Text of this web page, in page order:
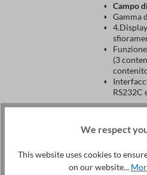
Campo
Gamma
(3
RS232C
Nel
We respect
This website uses cookies to
on our website...